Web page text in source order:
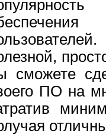
сможете
ПО на